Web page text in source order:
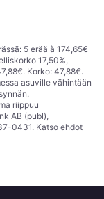
5 erää à 174,65€
17,50%,
Korko: 47,88€.
asuville vähintään
riippuu
AB (publ),
0431. Katso ehdot